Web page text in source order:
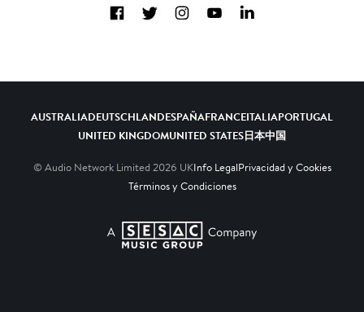
FacebookTwitterInstagramYouTubeLinkedIn
AUSTRALIADEUTSCHLANDESPAÑAFRANCEITALIAPORTUGAL
UNITED KINGDOMUNITED STATES日本中国
© Audio Network Limited 2026 UKInfo LegalPrivacidad y Cookies
Términos y Condiciones
A SESAC Company